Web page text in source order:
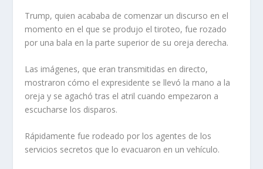
Trump, quien acababa de comenzar un discurso en el
momento en el que se produjo el tiroteo, fue rozado
por una bala en la parte superior de su oreja derecha.
Las imágenes, que eran transmitidas en directo,
mostraron cómo el expresidente se llevó la mano a la
oreja y se agachó tras el atril cuando empezaron a
escucharse los disparos.
Rápidamente fue rodeado por los agentes de los
servicios secretos que lo evacuaron en un vehículo.